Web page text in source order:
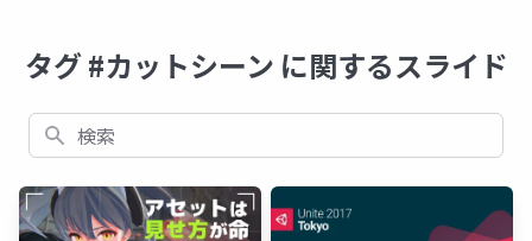
タグ #カットシーン に関するスライド
検索